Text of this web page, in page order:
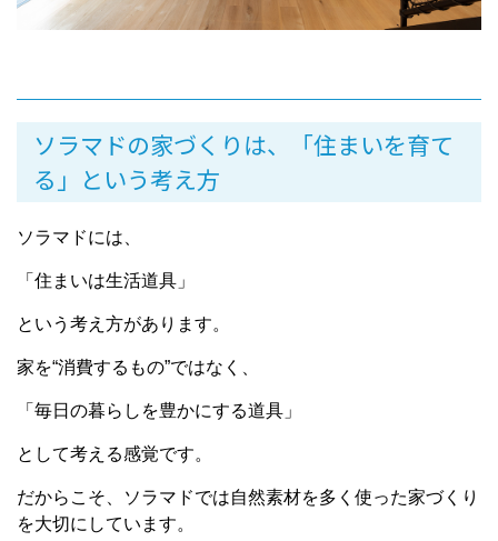
ソラマドの家づくりは、「住まいを育て
る」という考え方
ソラマドには、
「住まいは生活道具」
という考え方があります。
家を“消費するもの”ではなく、
「毎日の暮らしを豊かにする道具」
として考える感覚です。
だからこそ、ソラマドでは自然素材を多く使った家づくり
を大切にしています。